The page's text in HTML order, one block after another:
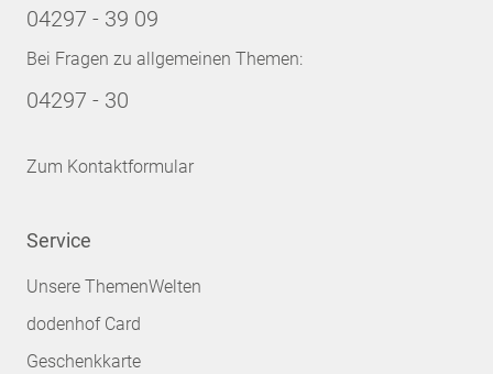
04297 - 39 09
Bei Fragen zu allgemeinen Themen:
04297 - 30
Zum Kontaktformular
Service
Unsere ThemenWelten
dodenhof Card
Geschenkkarte